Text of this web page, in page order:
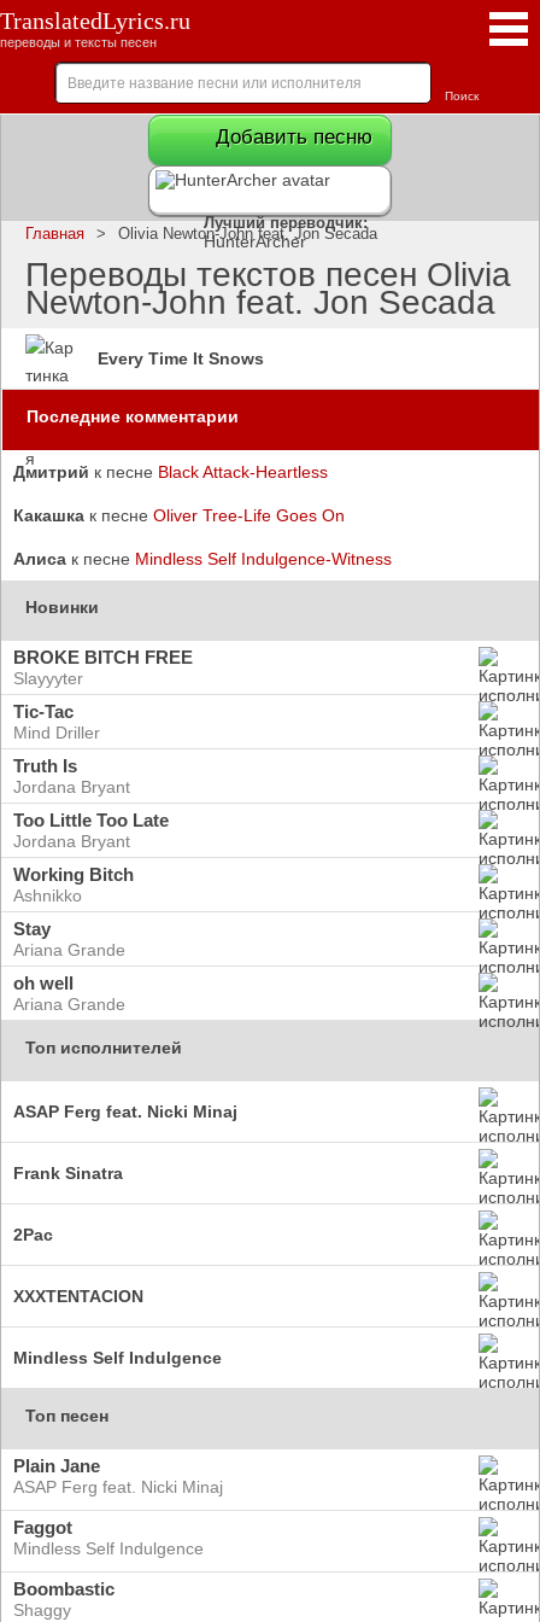
TranslatedLyrics.ru
переводы и тексты песен
Добавить песню
Лучший переводчик:
HunterArcher
Главная > Olivia Newton-John feat. Jon Secada
Переводы текстов песен Olivia
Newton-John feat. Jon Secada
Every Time It Snows
Последние комментарии
Дмитрий к песне Black Attack-Heartless
Какашка к песне Oliver Tree-Life Goes On
Алиса к песне Mindless Self Indulgence-Witness
Новинки
BROKE BITCH FREE
Slayyyter
Tic-Tac
Mind Driller
Truth Is
Jordana Bryant
Too Little Too Late
Jordana Bryant
Working Bitch
Ashnikko
Stay
Ariana Grande
oh well
Ariana Grande
Топ исполнителей
ASAP Ferg feat. Nicki Minaj
Frank Sinatra
2Pac
XXXTENTACION
Mindless Self Indulgence
Топ песен
Plain Jane
ASAP Ferg feat. Nicki Minaj
Faggot
Mindless Self Indulgence
Boombastic
Shaggy